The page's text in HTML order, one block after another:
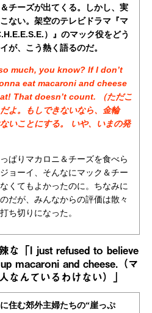
チーズが出てくる。しかし、実
ない。架空のテレビドラマ『マ
）』のマック役をどう
が、こう熱く語るのだ。
much, you know? If I don’t
eat macaroni and cheese
That doesn’t count. （ただこ
よ。もしできないなら、金輪
いことにする。 いや、いまの発
ぱりマカロニ＆チーズを食べら
ョーイ、そんなにマック＆チー
くてもよかったのに。ちなみに
だが、みんなからの評価は散々
ち切りになった。
な「I just refused to believe
macaroni and cheese.（マ
なんているわけない）」
住む郊外主婦たちの“崖っぷ